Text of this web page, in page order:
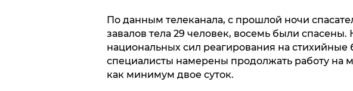
По данным телеканала, с прошлой ночи
завалов тела 29 человек, восемь были спасены.
национальных сил реагирования на стихийные
специалисты намерены продолжать работу на
как минимум двое суток.